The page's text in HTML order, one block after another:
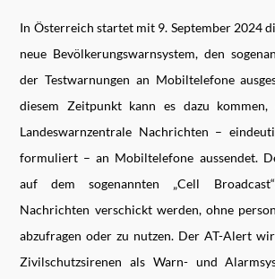
In Österreich startet mit 9. September 2024
neue Bevölkerungswarnsystem, den
der Testwarnungen an Mobiltelefone
diesem Zeitpunkt kann es dazu kommen,
Landeswarnzentrale Nachrichten –
formuliert – an Mobiltelefone aussendet.
auf dem sogenannten „Cell
Nachrichten verschickt werden, ohne
abzufragen oder zu nutzen. Der AT-Alert
Zivilschutzsirenen als Warn- und